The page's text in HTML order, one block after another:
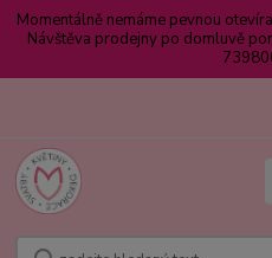
Momentálně nemáme pevnou
Návštěva prodejny po domluvě